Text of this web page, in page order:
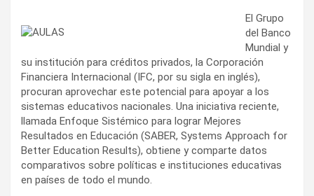
El Grupo
del Banco
Mundial y
su institución para créditos privados, la Corporación
Financiera Internacional (IFC, por su sigla en inglés),
procuran aprovechar este potencial para apoyar a los
sistemas educativos nacionales. Una iniciativa reciente,
llamada Enfoque Sistémico para lograr Mejores
Resultados en Educación (SABER, Systems Approach for
Better Education Results), obtiene y comparte datos
comparativos sobre políticas e instituciones educativas
en países de todo el mundo.